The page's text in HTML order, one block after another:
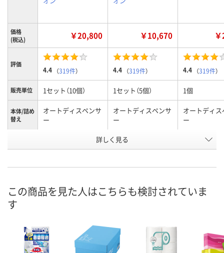
価格
(税込)
￥20,800 ￥10,670
評価
4.4 （319件） 4.4 （319件） 4.4 （319件）
販売単位 1セット（10個） 1セット（5個） 1個
本体/詰め
替え
オートディスペンサ
ー
オートディスペンサ
ー
オートディ
ー
シトラスフルーティ
の香り
シトラスフルーティ
の香り
シトラスフ
の香り
お申込番
在庫 5点 あり あり
数量 数量
詳しく見る
この商品を見た人はこちらも検討されていま
す